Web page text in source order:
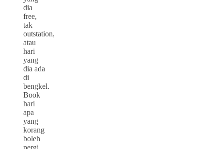
dia
free,
tak
outstation,
atau
hari
yang
dia ada
di
bengkel.
Book
hari
apa
yang
korang
boleh